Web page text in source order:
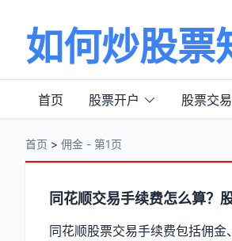
如何炒股票
首页 股票开户 股票交易
首页 > 佣金 - 第1页
分
类
同花顺交易手续费怎么算？
同花顺股票交易手续费包括佣